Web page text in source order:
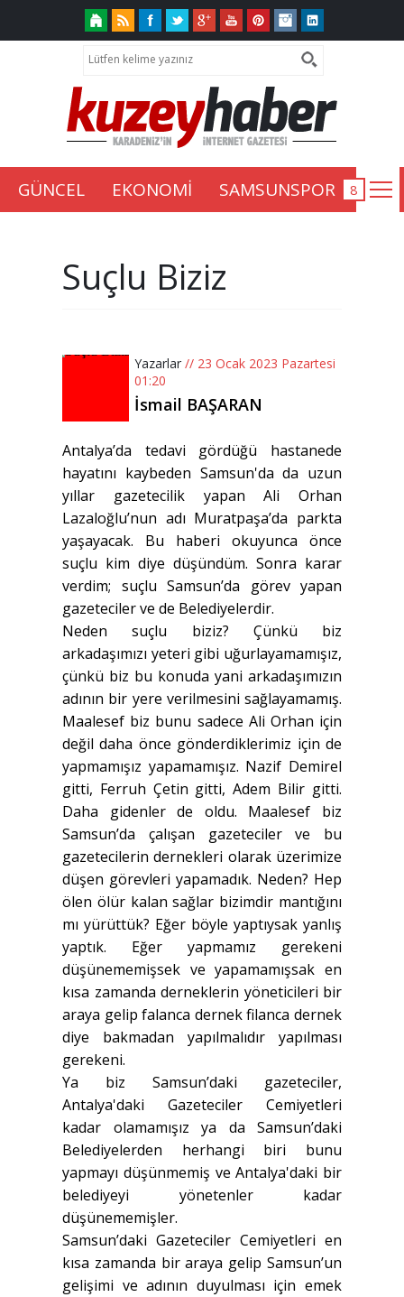
GÜNCEL EKONOMİ SAMSUNSPOR
Suçlu Biziz
Yazarlar // 23 Ocak 2023 Pazartesi
01:20
İsmail BAŞARAN
Antalya’da tedavi gördüğü hastanede
hayatını kaybeden Samsun'da da uzun
yıllar gazetecilik yapan Ali Orhan
Lazaloğlu’nun adı Muratpaşa’da parkta
yaşayacak. Bu haberi okuyunca önce
suçlu kim diye düşündüm. Sonra karar
verdim; suçlu Samsun’da görev yapan
gazeteciler ve de Belediyelerdir.
Neden suçlu biziz? Çünkü biz
arkadaşımızı yeteri gibi uğurlayamamışız,
çünkü biz bu konuda yani arkadaşımızın
adının bir yere verilmesini sağlayamamış.
Maalesef biz bunu sadece Ali Orhan için
değil daha önce gönderdiklerimiz için de
yapmamışız yapamamışız. Nazif Demirel
gitti, Ferruh Çetin gitti, Adem Bilir gitti.
Daha gidenler de oldu. Maalesef biz
Samsun’da çalışan gazeteciler ve bu
gazetecilerin dernekleri olarak üzerimize
düşen görevleri yapamadık. Neden? Hep
ölen ölür kalan sağlar bizimdir mantığını
mı yürüttük? Eğer böyle yaptıysak yanlış
yaptık. Eğer yapmamız gerekeni
düşünememişsek ve yapamamışsak en
kısa zamanda derneklerin yöneticileri bir
araya gelip falanca dernek filanca dernek
diye bakmadan yapılmalıdır yapılması
gerekeni.
Ya biz Samsun’daki gazeteciler,
Antalya'daki Gazeteciler Cemiyetleri
kadar olamamışız ya da Samsun’daki
Belediyelerden herhangi biri bunu
yapmayı düşünmemiş ve Antalya'daki bir
belediyeyi yönetenler kadar
düşünememişler.
Samsun’daki Gazeteciler Cemiyetleri en
kısa zamanda bir araya gelip Samsun’un
gelişimi ve adının duyulması için emek